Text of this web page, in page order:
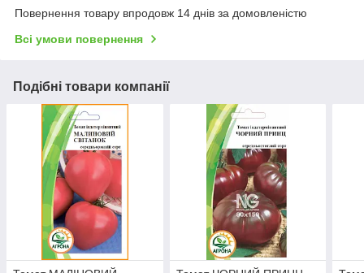
Повернення товару впродовж 14 днів за домовленістю
Всі умови повернення
Подібні товари компанії